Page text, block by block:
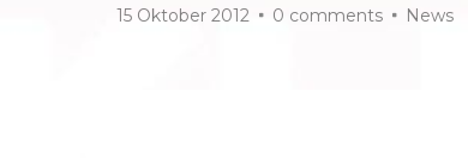
15 Oktober 2012 0 comments News